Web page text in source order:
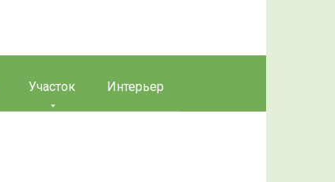
Участок Интерьер